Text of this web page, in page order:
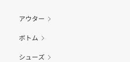
アウター
ボトム
シューズ